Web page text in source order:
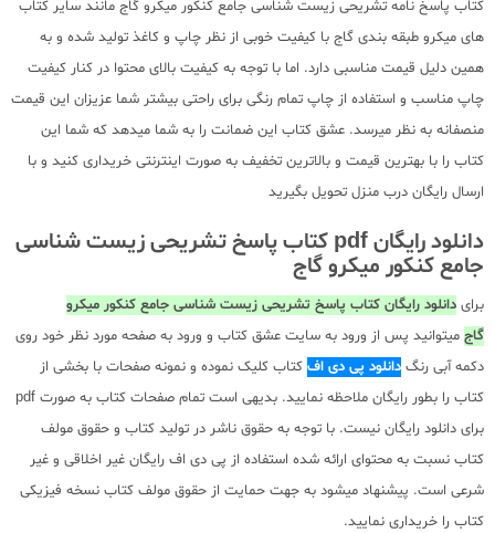
کتاب پاسخ نامه تشریحی زیست شناسی جامع کنکور میکرو گاج مانند سایر کتاب
های میکرو طبقه بندی گاج با کیفیت خوبی از نظر چاپ و کاغذ تولید شده و به
همین دلیل قیمت مناسبی دارد. اما با توجه به کیفیت بالای محتوا در کنار کیفیت
چاپ مناسب و استفاده از چاپ تمام رنگی برای راحتی بیشتر شما عزیزان این قیمت
منصفانه به نظر میرسد. عشق کتاب این ضمانت را به شما میدهد که شما این
کتاب را با بهترین قیمت و بالاترین تخفیف به صورت اینترنتی خریداری کنید و با
ارسال رایگان درب منزل تحویل بگیرید
دانلود رایگان pdf کتاب پاسخ تشریحی زیست شناسی
جامع کنکور میکرو گاج
برای دانلود رایگان کتاب پاسخ تشریحی زیست شناسی جامع کنکور میکرو
گاج میتوانید پس از ورود به سایت عشق کتاب و ورود به صفحه مورد نظر خود روی
دکمه آبی رنگ دانلود پی دی اف کتاب کلیک نموده و نمونه صفحات با بخشی از
کتاب را بطور رایگان ملاحظه نمایید. بدیهی است تمام صفحات کتاب به صورت pdf
برای دانلود رایگان نیست. با توجه به حقوق ناشر در تولید کتاب و حقوق مولف
کتاب نسبت به محتوای ارائه شده استفاده از پی دی اف رایگان غیر اخلاقی و غیر
شرعی است. پیشنهاد میشود به جهت حمایت از حقوق مولف کتاب نسخه فیزیکی
کتاب را خریداری نمایید.